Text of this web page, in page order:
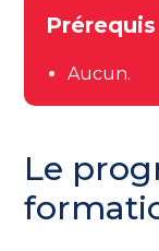
Prérequis
Aucun.
Le